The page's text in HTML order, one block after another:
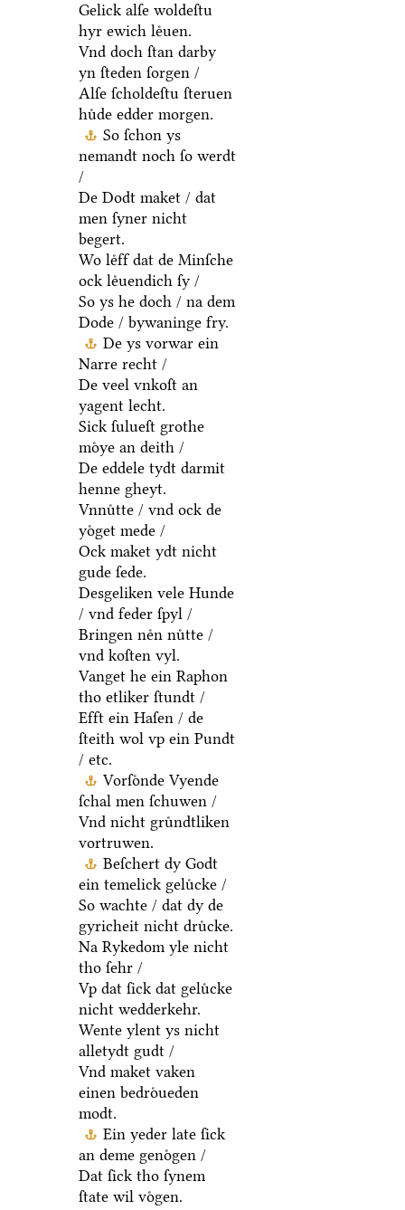
Gelick alſe woldeſtu
hyr ewich leͤuen.
Vnd doch ſtan darby
yn ſteden ſorgen /
Alſe ſcholdeſtu ſteruen
huͤde edder morgen.
So ſchon ys
nemandt noch ſo werdt
/
De Dodt maket / dat
men ſyner nicht
begert.
Wo leͤff dat de Minſche
ock leͤuendich ſy /
So ys he doch / na dem
Dode / bywaninge fry.
De ys vorwar ein
Narre recht /
De veel vnkoſt an
yagent lecht.
Sick ſulueſt grothe
moͤye an deith /
De eddele tydt darmit
henne gheyt.
Vnnuͤtte / vnd ock de
yoͤget mede /
Ock maket ydt nicht
gude ſede.
Desgeliken vele Hunde
/ vnd feder ſpyl /
Bringen neͤn nuͤtte /
vnd koſten vyl.
Vanget he ein Raphon
tho etliker ſtundt /
Efft ein Haſen / de
ſteith wol vp ein Pundt
/ etc.
Vorſoͤnde Vyende
ſchal men ſchuwen /
Vnd nicht gruͤndtliken
vortruwen.
Beſchert dy Godt
ein temelick geluͤcke /
So wachte / dat dy de
gyricheit nicht druͤcke.
Na Rykedom yle nicht
tho ſehr /
Vp dat ſick dat geluͤcke
nicht wedderkehr.
Wente ylent ys nicht
alletydt gudt /
Vnd maket vaken
einen bedroͤueden
modt.
Ein yeder late ſick
an deme genoͤgen /
Dat ſick tho ſynem
ſtate wil voͤgen.